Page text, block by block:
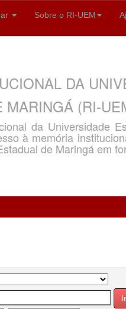
Sobre o RI-UEM
DA
MARINGÁ (RI-
da Universidade
à memória
de Maringá em